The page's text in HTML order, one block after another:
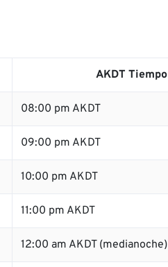
AKDT Tiempo
08:00 pm AKDT
09:00 pm AKDT
10:00 pm AKDT
11:00 pm AKDT
12:00 am AKDT (medianoche)